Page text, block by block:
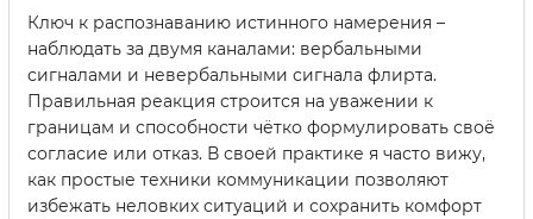
Ключ к распознаванию истинного намерения –
наблюдать за двумя каналами: вербальными
сигналами и невербальными сигнала флирта.
Правильная реакция строится на уважении к
границам и способности чётко формулировать своё
согласие или отказ. В своей практике я часто вижу,
как простые техники коммуникации позволяют
избежать неловких ситуаций и сохранить комфорт